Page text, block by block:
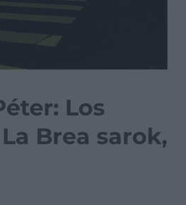
Los
Brea sarok,